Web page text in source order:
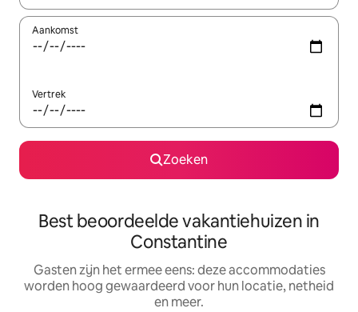
Aankomst
Vertrek
Zoeken
Best beoordeelde vakantiehuizen in
Constantine
Gasten zijn het ermee eens: deze accommodaties
worden hoog gewaardeerd voor hun locatie, netheid
en meer.